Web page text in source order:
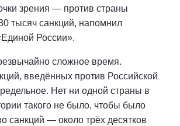
зрения — против страны
тысяч санкций, напомнил
России».
сложное время.
введённых против Российской
Нет ни одной страны в
такого не было, чтобы было
санкций — около трёх десятков